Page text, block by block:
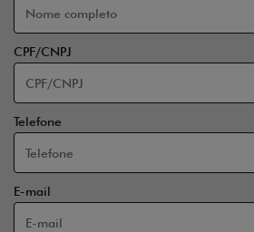
CPF/CNPJ
Telefone
E-mail